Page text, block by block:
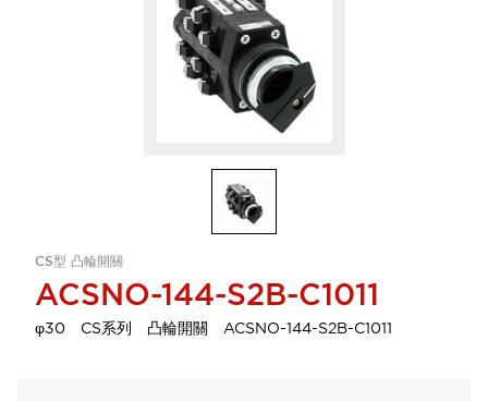
CS型 凸輪開關
ACSNO-144-S2B-C1011
φ30 CS系列 凸輪開關 ACSNO-144-S2B-C1011